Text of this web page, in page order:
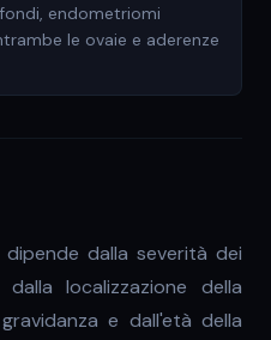
endometriomi
le ovaie e aderenze
dalla severità dei
localizzazione della
e dall'età della